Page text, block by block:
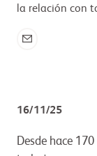
la relación con
16/11/25
Desde hace